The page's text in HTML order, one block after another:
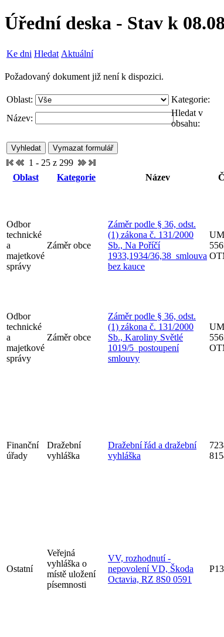
Úřední deska - Stav k
Ke dni Hledat Aktuální
Požadovaný dokument již není k dispozici.
Oblast:
Kategorie:
Název:
Hledat v
obsahu:
1 - 25 z 299
Oblast
Kategorie Název
Odbor
technické
a
majetkové
správy
Záměr obce
Záměr podle § 36, odst.
(1) zákona č. 131/2000
Sb., Na Poříčí
1933,1934/36,38_smlouva
bez kauce
Odbor
technické
a
majetkové
správy
Záměr obce
Záměr podle § 36, odst.
(1) zákona č. 131/2000
Sb., Karoliny Světlé
1019/5_postoupení
smlouvy
Finanční
úřady
Dražební
vyhláška
Dražební řád a dražební
vyhláška
Ostatní
Veřejná
vyhláška o
místě uložení
písemnosti
VV, rozhodnutí -
nepovolení VD, Škoda
Octavia, RZ 8S0 0591